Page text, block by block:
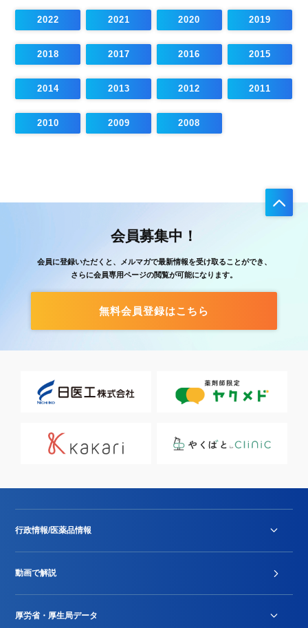
2022 2021 2020 2019
2018 2017 2016 2015
2014 2013 2012 2011
2010 2009 2008
会員募集中！
会員に登録いただくと、メルマガで最新情報を受け取ることができ、
さらに会員専用ページの閲覧が可能になります。
無料会員登録はこちら
行政情報/医薬品情報
Stu-GEレポート
動画で解説
厚労省・厚生局データ